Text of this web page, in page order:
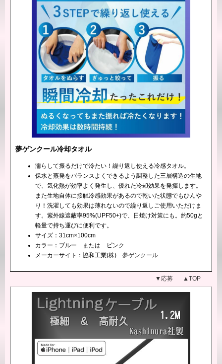
夢ゲンクール冷却タオル
濡らして振るだけで冷たい！繰り返し使える冷感タオル。
保水と蒸発をバランスよくできるよう調整した三層構造の生地
で、気化熱が効率よく発生し、優れた冷却効果を発揮します。
また生地自体に接触冷感効果があるので乾いた状態でもひんや
り！洗濯しても効果は薄れないので繰り返しご使用いただけま
す。紫外線遮蔽率95%(UPF50+)で、日焼け対策にも。約50gと
軽量で持ち運びに便利です。
サイズ：31cm×100cm
カラー：ブルー または ピンク
メーカーサイト：協和工業(株) 夢ゲンクール
▼応募 ▲TOP